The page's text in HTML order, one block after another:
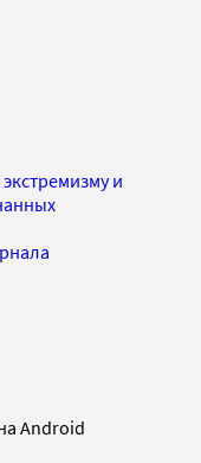
и
Android